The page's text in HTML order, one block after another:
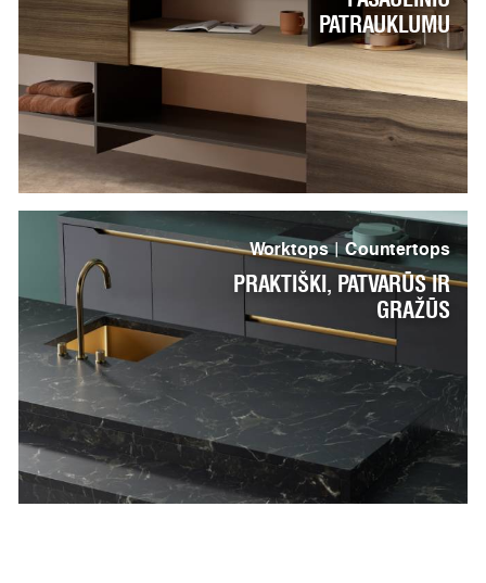
PATRAUKLUMU
Worktops | Countertops
PRAKTIŠKI, PATVARŪS IR
GRAŽŪS